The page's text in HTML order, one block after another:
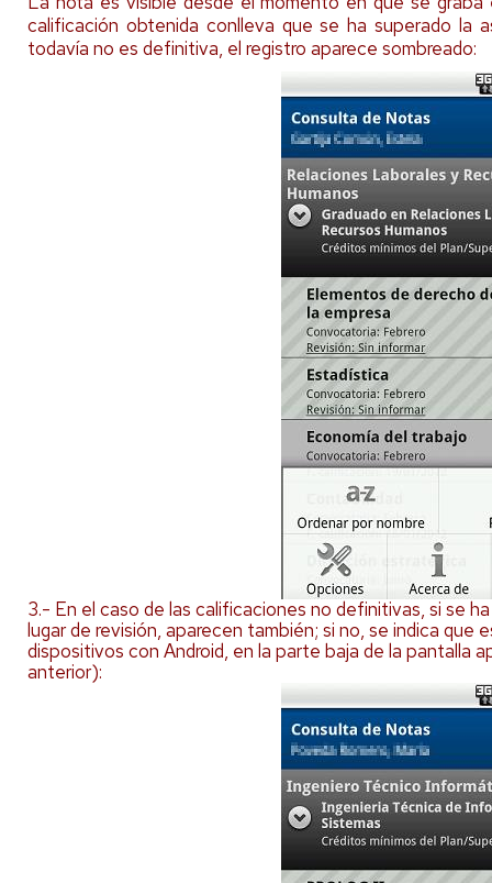
calificación obtenida conlleva que se ha superado la
todavía no es definitiva, el registro aparece sombreado:
3.- En el caso de las calificaciones no definitivas, si se
lugar de revisión, aparecen también; si no, se indica que
dispositivos con Android, en la parte baja de la pantalla
anterior):